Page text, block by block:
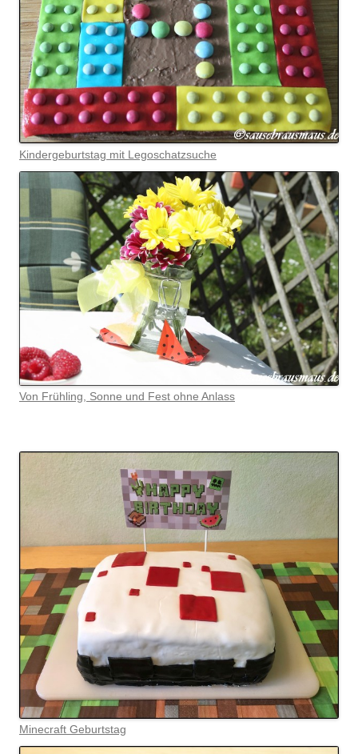
Kindergeburtstag mit Legoschatzsuche
Von Frühling, Sonne und Fest ohne Anlass
Minecraft Geburtstag